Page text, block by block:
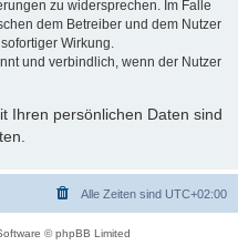
zu widersprechen. Im Falle
dem Betreiber und dem Nutzer
Wirkung.
und verbindlich, wenn der Nutzer
Ihren persönlichen Daten sind
Alle Zeiten sind UTC+02:00
© phpBB Limited